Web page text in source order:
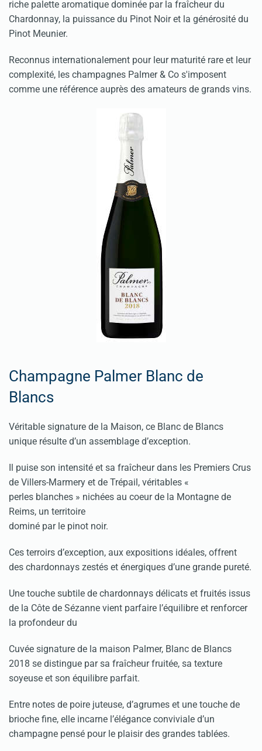
riche palette aromatique dominée par la fraîcheur du
Chardonnay, la puissance du Pinot Noir et la générosité du
Pinot Meunier.
Reconnus internationalement pour leur maturité rare et leur
complexité, les champagnes Palmer & Co s'imposent
comme une référence auprès des amateurs de grands vins.
Champagne Palmer Blanc de
Blancs
Véritable signature de la Maison, ce Blanc de Blancs
unique résulte d’un assemblage d’exception.
Il puise son intensité et sa fraîcheur dans les Premiers Crus
de Villers-Marmery et de Trépail, véritables «
perles blanches » nichées au coeur de la Montagne de
Reims, un territoire
dominé par le pinot noir.
Ces terroirs d’exception, aux expositions idéales, offrent
des chardonnays zestés et énergiques d’une grande pureté.
Une touche subtile de chardonnays délicats et fruités issus
de la Côte de Sézanne vient parfaire l’équilibre et renforcer
la profondeur du
Cuvée signature de la maison Palmer, Blanc de Blancs
2018 se distingue par sa fraîcheur fruitée, sa texture
soyeuse et son équilibre parfait.
Entre notes de poire juteuse, d’agrumes et une touche de
brioche fine, elle incarne l’élégance conviviale d’un
champagne pensé pour le plaisir des grandes tablées.